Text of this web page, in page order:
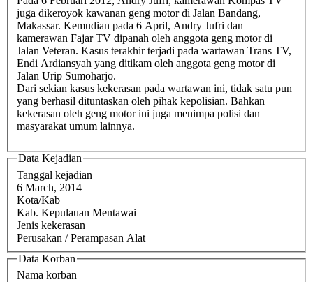
juga dikeroyok kawanan geng motor di Jalan Bandang,
Makassar. Kemudian pada 6 April, Andry Jufri dan
kamerawan Fajar TV dipanah oleh anggota geng motor di
Jalan Veteran. Kasus terakhir terjadi pada wartawan Trans TV,
Endi Ardiansyah yang ditikam oleh anggota geng motor di
Jalan Urip Sumoharjo.
Dari sekian kasus kekerasan pada wartawan ini, tidak satu pun
yang berhasil dituntaskan oleh pihak kepolisian. Bahkan
kekerasan oleh geng motor ini juga menimpa polisi dan
masyarakat umum lainnya.
Data Kejadian
Tanggal kejadian
6 March, 2014
Kota/Kab
Kab. Kepulauan Mentawai
Jenis kekerasan
Perusakan / Perampasan Alat
Data Korban
Nama korban